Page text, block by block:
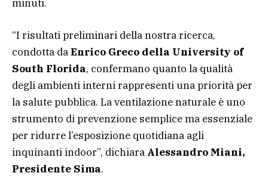
minuti.
“I risultati preliminari della nostra ricerca,
condotta daEnrico Greco della University of
South Florida, confermano quanto la qualità
degli ambienti interni rappresenti una priorità per
la salute pubblica. La ventilazione naturale è uno
strumento di prevenzione semplice ma essenziale
per ridurre l’esposizione quotidiana agli
inquinanti indoor”, dichiara Alessandro Miani,
Presidente Sima.